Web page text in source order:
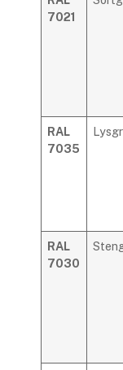
7021
RAL
7035
RAL
7030